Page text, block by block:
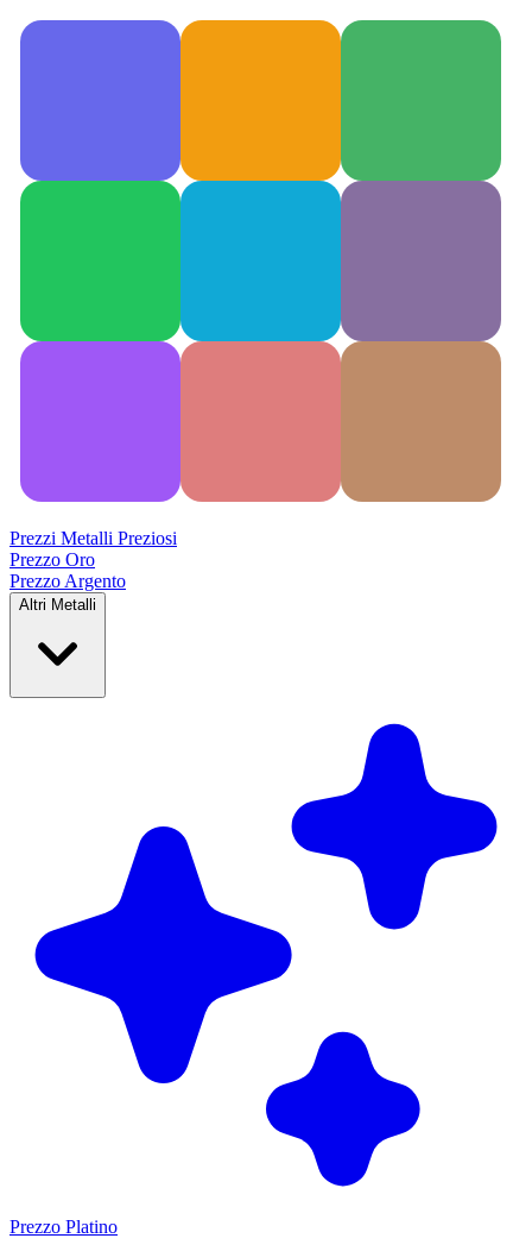
Prezzi Metalli Preziosi
Prezzo Oro
Prezzo Argento
Altri Metalli
Prezzo Platino